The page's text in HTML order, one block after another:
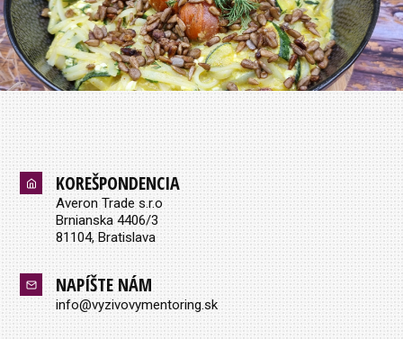
KOREŠPONDENCIA
Averon Trade s.r.o
Brnianska 4406/3
81104, Bratislava
NAPÍŠTE NÁM
info@vyzivovymentoring.sk